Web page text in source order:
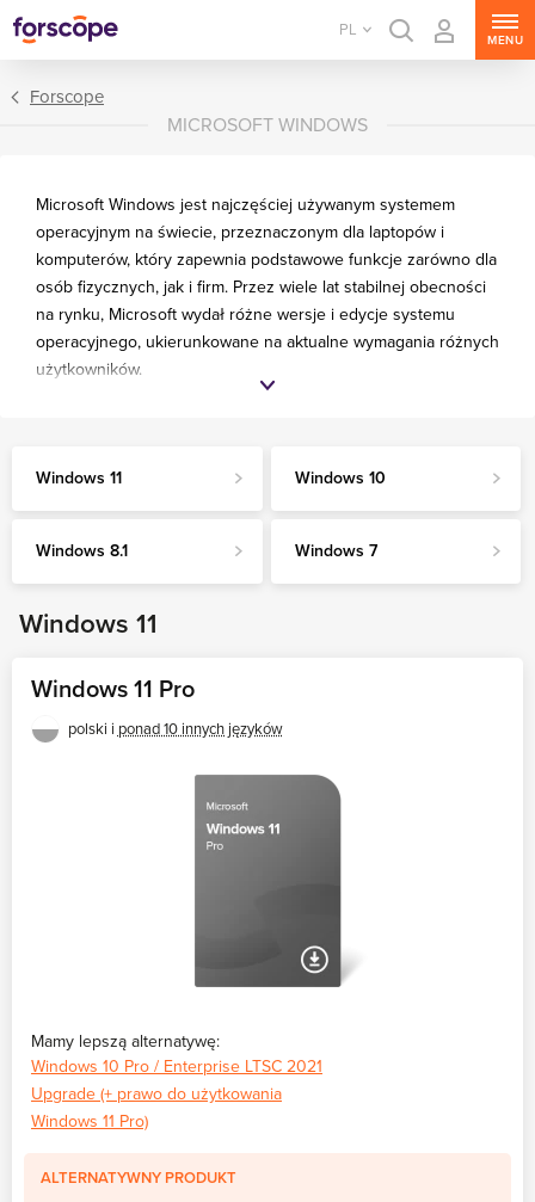
PL
MENU
Windows 11
Windows 10
Windows 8.1
Forscope
MICROSOFT WINDOWS
Microsoft Windows jest najczęściej używanym systemem
operacyjnym na świecie, przeznaczonym dla laptopów i
komputerów, który zapewnia podstawowe funkcje zarówno dla
osób fizycznych, jak i firm. Przez wiele lat stabilnej obecności
na rynku, Microsoft wydał różne wersje i edycje systemu
operacyjnego, ukierunkowane na aktualne wymagania różnych
użytkowników.
Kliknij jeden z poniższych linków, aby dowiedzieć się więcej na
Jakie są główne zalety systemu operacyjnego Windows?
Jakie są różnice między Windowsem 7, 8 i 10?
KONTYNUUJ CZYTANIE
Windows 11 Windows 10
Windows 8.1 Windows 7
Windows 11
Windows 11 Pro
polski i ponad 10 innych języków
Mamy lepszą alternatywę:
Windows 10 Pro / Enterprise LTSC 2021
Upgrade (+ prawo do użytkowania
Windows 11 Pro)
ALTERNATYWNY PRODUKT